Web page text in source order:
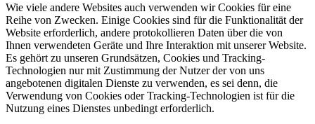
Wie viele andere Websites auch verwenden wir Cookies für eine
Reihe von Zwecken. Einige Cookies sind für die Funktionalität der
Website erforderlich, andere protokollieren Daten über die von
Ihnen verwendeten Geräte und Ihre Interaktion mit unserer Website.
Es gehört zu unseren Grundsätzen, Cookies und Tracking-
Technologien nur mit Zustimmung der Nutzer der von uns
angebotenen digitalen Dienste zu verwenden, es sei denn, die
Verwendung von Cookies oder Tracking-Technologien ist für die
Nutzung eines Dienstes unbedingt erforderlich.